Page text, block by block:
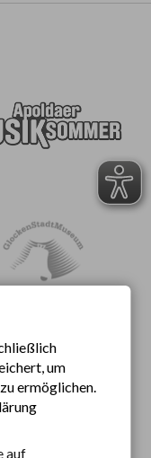
um
ermöglichen.
auf